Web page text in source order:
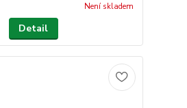
Není skladem
Detail